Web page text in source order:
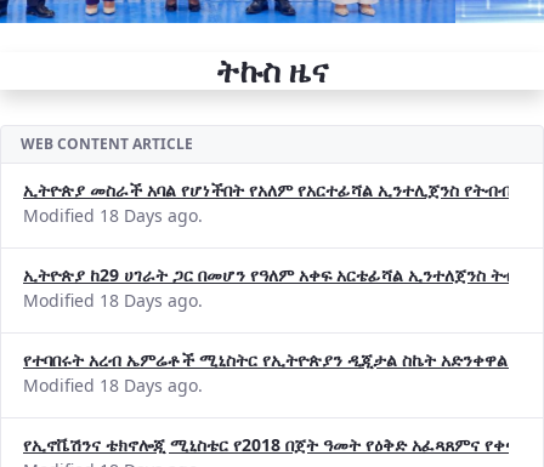
ትኩስ ዜና
WEB CONTENT ARTICLE
ኢትዮጵያ መስራች አባል የሆነችበት የአለም የአርተፊሻል ኢንተሊጀንስ የትብብር
Modified 18 Days ago.
ኢትዮጵያ ከ29 ሀገራት ጋር በመሆን የዓለም አቀፍ አርቴፊሻል ኢንተለጀንስ
Modified 18 Days ago.
የተባበሩት አረብ ኤምሬቶች ሚኒስትር የኢትዮጵያን ዲጂታል ስኬት አድንቀዋል
Modified 18 Days ago.
የኢኖቬሽንና ቴክኖሎጂ ሚኒስቴር የ2018 በጀት ዓመት የዕቅድ አፈጻጸምና